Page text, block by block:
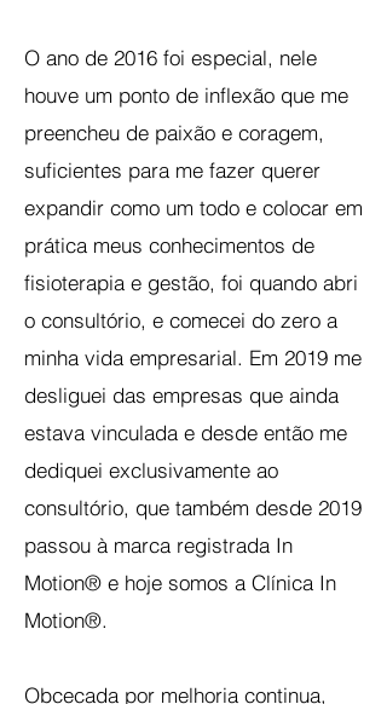
O ano de 2016 foi especial, nele
houve um ponto de inflexão que me
preencheu de paixão e coragem,
suficientes para me fazer querer
expandir como um todo e colocar em
prática meus conhecimentos de
fisioterapia e gestão, foi quando abri
o consultório, e comecei do zero a
minha vida empresarial. Em 2019 me
desliguei das empresas que ainda
estava vinculada e desde então me
dediquei exclusivamente ao
consultório, que também desde 2019
passou à marca registrada In
Motion® e hoje somos a Clínica In
Motion®.
Obcecada por melhoria continua,